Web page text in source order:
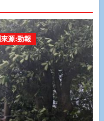
源:勁報